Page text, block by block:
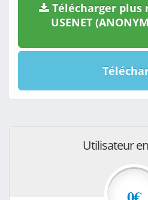
Télécharger
USENET
Utilisateur